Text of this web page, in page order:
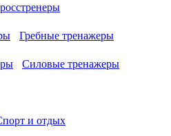
Гребные тренажеры
Силовые тренажеры
и отдых